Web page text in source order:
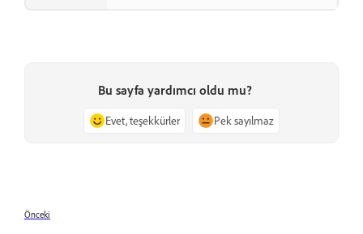
Bu sayfa yardımcı oldu mu?
Evet, teşekkürler Pek sayılmaz
Önceki